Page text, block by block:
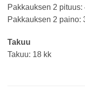
Pakkauksen 2 pituus:
Pakkauksen 2 paino:
Takuu
Takuu: 18 kk